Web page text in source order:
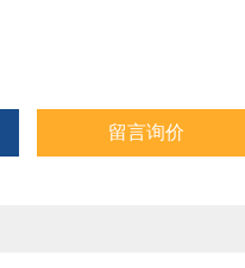
留言询价